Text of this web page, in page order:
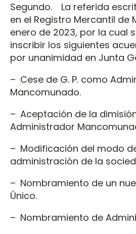
Segundo. La referida
en el Registro Mercantil de
enero de 2023, por la cual
inscribir los siguientes
por unanimidad en Junta
– Cese de G. P. como
Mancomunado.
– Aceptación de la
Administrador
– Modificación del modo
administración de la
– Nombramiento de un
Único.
– Nombramiento de